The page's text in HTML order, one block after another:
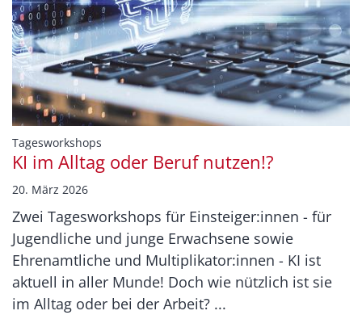
Tagesworkshops
KI im Alltag oder Beruf nutzen!?
20. März 2026
Zwei Tagesworkshops für Einsteiger:innen - für
Jugendliche und junge Erwachsene sowie
Ehrenamtliche und Multiplikator:innen - KI ist
aktuell in aller Munde! Doch wie nützlich ist sie
im Alltag oder bei der Arbeit? ...